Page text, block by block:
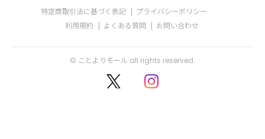
特定商取引法に基づく表記
プライバシーポリシー
利用規約
よくある質問 お問い合わせ
© ことよりモール all rights reserved.